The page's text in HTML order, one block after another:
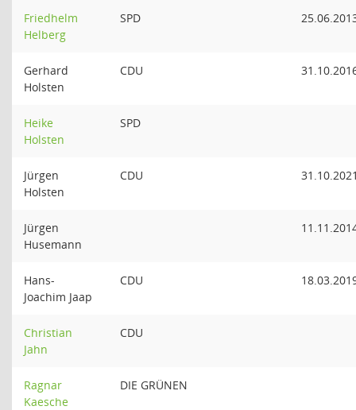
Friedhelm
Helberg
SPD
Gerhard
Holsten
CDU
Heike
Holsten
SPD
Jürgen
Holsten
CDU
Jürgen
Husemann
Hans-
Joachim Jaap
CDU
Christian
Jahn
CDU
Ragnar
Kaesche
DIE GRÜNEN